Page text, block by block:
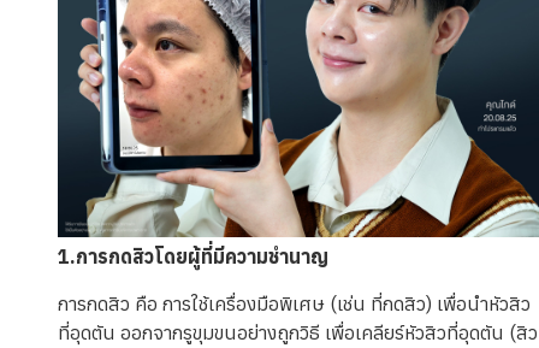
1.การกดสิวโดยผู้ที่มีความชำนาญ
การกดสิว คือ การใช้เครื่องมือพิเศษ (เช่น ที่กดสิว) เพื่อนำหัวสิว
ที่อุดตัน ออกจากรูขุมขนอย่างถูกวิธี เพื่อเคลียร์หัวสิวที่อุดตัน (สิว